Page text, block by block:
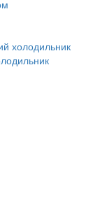
холодильник